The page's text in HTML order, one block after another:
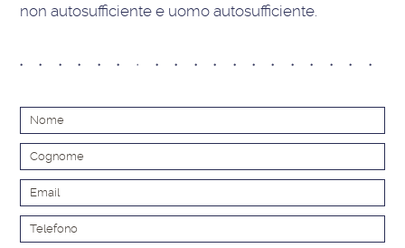
non autosufficiente e uomo autosufficiente.